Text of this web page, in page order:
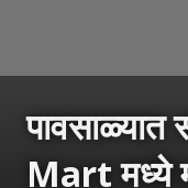
पावसाळ्यात
Mart मध्ये